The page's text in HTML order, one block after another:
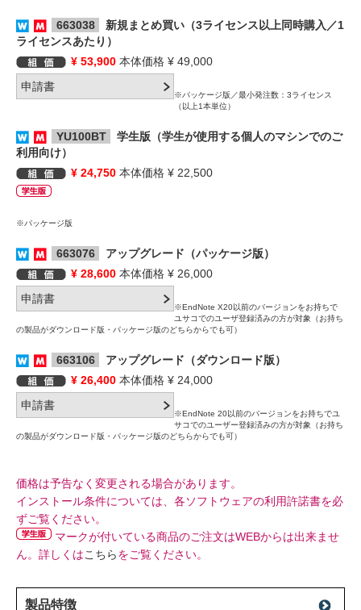
663038
新規まとめ買い（3ライセンス以上同時購入／1
ライセンスあたり）
¥ 53,900 本体価格 ¥ 49,000
※パッケージ版／最小発注数：3ライセンス
（以上1本単位）
YU100BT
学生版（学生が使用する個人のマシンでのご
利用向け）
¥ 24,750 本体価格 ¥ 22,500
※パッケージ版
663076
アップグレード（パッケージ版）
¥ 28,600 本体価格 ¥ 26,000
※EndNote X20以前のバージョンをお持ちで
ユサコでのユーザ登録済みの方が対象（お持ち
の製品がダウンロード版・パッケージ版のどちらからでも可）
663106
アップグレード（ダウンロード版）
¥ 26,400 本体価格 ¥ 24,000
※EndNote 20以前のバージョンをお持ちでユ
サコでのユーザー登録済みの方が対象（お持ち
の製品がダウンロード版・パッケージ版のどちらからでも可）
価格は予告なく変更される場合があります。
インストール条件については、各ソフトウェアの利用許諾書を必
ずご覧ください。
マークが付いている商品のご注文はWEBからは出来ませ
ん。詳しくはこちらをご覧ください。
製品特徴